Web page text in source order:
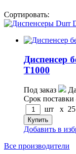
Сортировать:
Диспенсер
T1000
Под заказ
Срок поставки
шт x
Добавить в
Все производители